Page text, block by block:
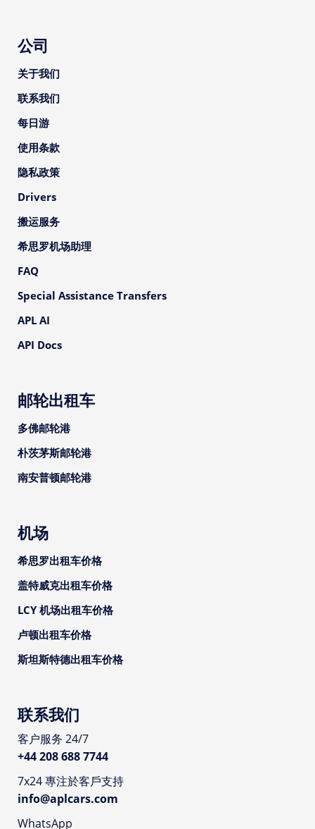
公司
关于我们
联系我们
每日游
使用条款
隐私政策
Drivers
搬运服务
希思罗机场助理
FAQ
Special Assistance Transfers
APL AI
API Docs
邮轮出租车
多佛邮轮港
朴茨茅斯邮轮港
南安普顿邮轮港
机场
希思罗出租车价格
盖特威克出租车价格
LCY 机场出租车价格
卢顿出租车价格
斯坦斯特德出租车价格
联系我们
客户服务 24/7
+44 208 688 7744
7x24 專注於客戶支持
info@aplcars.com
WhatsApp